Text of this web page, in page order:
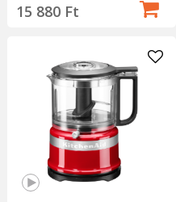
15 880 Ft